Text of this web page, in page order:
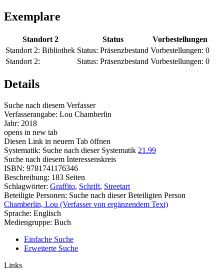
Exemplare
Standort 2 Status
Vorbestellungen
Standort 2: Bibliothek Status: Präsenzbestand Vorbestellungen: 0
Standort 2:
Status: Präsenzbestand Vorbestellungen: 0
Details
Suche nach diesem Verfasser
Verfasserangabe: Lou Chamberlin
Jahr: 2018
opens in new tab
Diesen Link in neuem Tab öffnen
Systematik: Suche nach dieser Systematik 21.99
Suche nach diesem Interessenskreis
ISBN: 9781741176346
Beschreibung: 183 Seiten
Schlagwörter: Graffito, Schrift, Streetart
Beteiligte Personen: Suche nach dieser Beteiligten Person
Chamberlin, Lou (Verfasser von ergänzendem Text)
Sprache: Englisch
Mediengruppe: Buch
Einfache Suche
Erweiterte Suche
Links